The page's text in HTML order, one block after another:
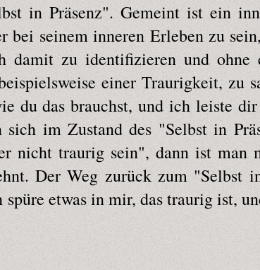
in Präsenz". Gemeint ist ein
seinem inneren Erleben zu
damit zu identifizieren und ohne
einer Traurigkeit, zu
du das brauchst, und ich leiste
im Zustand des "Selbst in
nicht traurig sein", dann ist man
Der Weg zurück zum "Selbst
etwas in mir, das traurig ist,